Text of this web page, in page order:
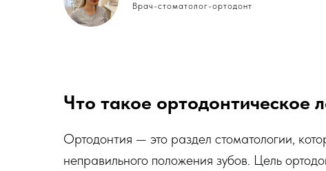
Врач-стоматолог-ортодонт
Что такое ортодонтическое
Ортодонтия — это раздел стоматологии,
неправильного положения зубов. Цель